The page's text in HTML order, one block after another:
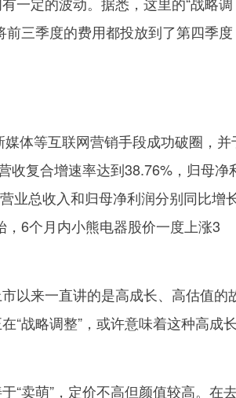
三季度的费用都投放到了第四季度
体等互联网营销手段成功破圈，并
收复合增速率达到38.76%，归母净
业总收入和归母净利润分别同比增
6个月内小熊电器股价一度上涨3
以来一直讲的是高成长、高估值的
“战略调整”，或许意味着这种高成长
“卖萌”，定价不高但颜值较高。在